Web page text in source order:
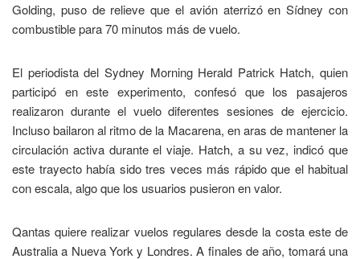
Golding, puso de relieve que el avión aterrizó en Sídney con
combustible para 70 minutos más de vuelo.
El periodista del Sydney Morning Herald Patrick Hatch, quien
participó en este experimento, confesó que los pasajeros
realizaron durante el vuelo diferentes sesiones de ejercicio.
Incluso bailaron al ritmo de la Macarena, en aras de mantener la
circulación activa durante el viaje. Hatch, a su vez, indicó que
este trayecto había sido tres veces más rápido que el habitual
con escala, algo que los usuarios pusieron en valor.
Qantas quiere realizar vuelos regulares desde la costa este de
Australia a Nueva York y Londres. A finales de año, tomará una